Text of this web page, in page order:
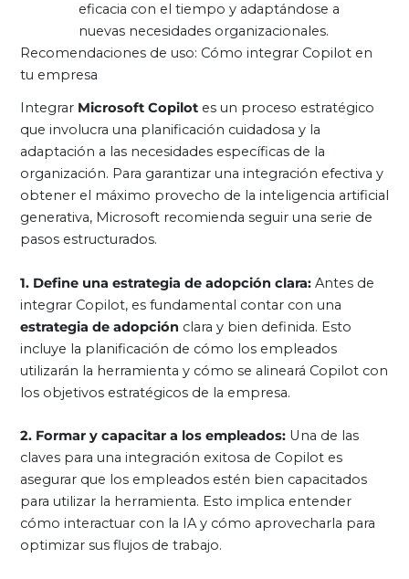
eficacia con el tiempo y adaptándose a
nuevas necesidades organizacionales.
Recomendaciones de uso: Cómo integrar Copilot en
tu empresa
Integrar Microsoft Copilotes un proceso estratégico
que involucra una planificación cuidadosa y la
adaptación a las necesidades específicas de la
organización. Para garantizar una integración efectiva y
obtener el máximo provecho de la inteligencia artificial
generativa, Microsoft recomienda seguir una serie de
pasos estructurados.
1. Define una estrategia de adopción clara: Antes de
integrar Copilot, es fundamental contar con una
estrategia de adopción clara y bien definida. Esto
incluye la planificación de cómo los empleados
utilizarán la herramienta y cómo se alineará Copilot con
los objetivos estratégicos de la empresa.
2. Formar y capacitar a los empleados: Una de las
claves para una integración exitosa de Copilot es
asegurar que los empleados estén bien capacitados
para utilizar la herramienta. Esto implica entender
cómo interactuar con la IA y cómo aprovecharla para
optimizar sus flujos de trabajo.